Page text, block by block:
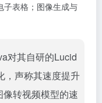
子表格；图像生成与
对其自研的Lucid
，声称其速度提升
转视频模型的速